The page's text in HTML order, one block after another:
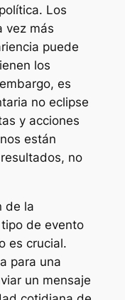
Los
vez más
puede
los
es
no eclipse
y acciones
están
no
de la
de evento
es crucial.
para una
un mensaje